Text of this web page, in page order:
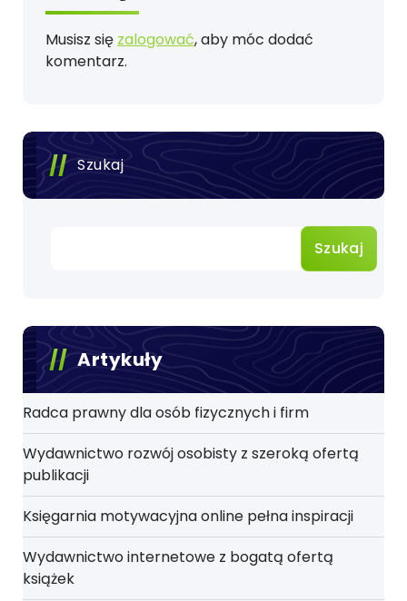
Musisz się zalogować, aby móc dodać
komentarz.
Szukaj
Szukaj
Artykuły
Radca prawny dla osób fizycznych i firm
Wydawnictwo rozwój osobisty z szeroką ofertą
publikacji
Księgarnia motywacyjna online pełna inspiracji
Wydawnictwo internetowe z bogatą ofertą
książek